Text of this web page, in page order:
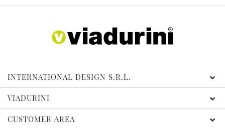
INTERNATIONAL DESIGN S.R.L.
VIADURINI
CUSTOMER AREA